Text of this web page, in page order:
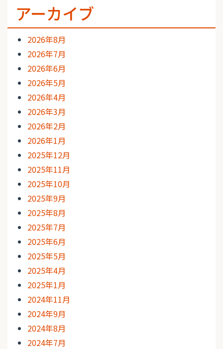
アーカイブ
2026年8月
2026年7月
2026年6月
2026年5月
2026年4月
2026年3月
2026年2月
2026年1月
2025年12月
2025年11月
2025年10月
2025年9月
2025年8月
2025年7月
2025年6月
2025年5月
2025年4月
2025年1月
2024年11月
2024年9月
2024年8月
2024年7月